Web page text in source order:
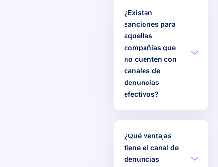
¿Existen
sanciones para
aquellas
compañías que
no cuenten con
canales de
denuncias
efectivos?
¿Qué ventajas
tiene el canal de
denuncias